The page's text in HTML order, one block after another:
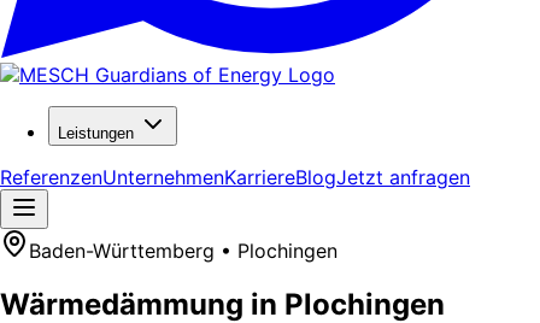
Leistungen
ReferenzenUnternehmenKarriereBlogJetzt anfragen
Baden-Württemberg • Plochingen
Wärmedämmung in Plochingen